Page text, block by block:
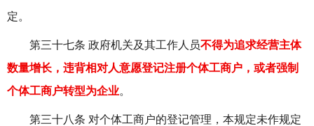
定。
第三十七条 政府机关及其工作人员不得为追求经营主体
数量增长，违背相对人意愿登记注册个体工商户，或者强制
个体工商户转型为企业。
第三十八条 对个体工商户的登记管理，本规定未作规定